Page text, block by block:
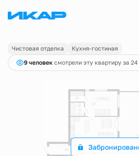
3-комнатная117.4 м
Чистовая отделка
Кухня-гостиная
9 человек смотрели эту квартиру за 24